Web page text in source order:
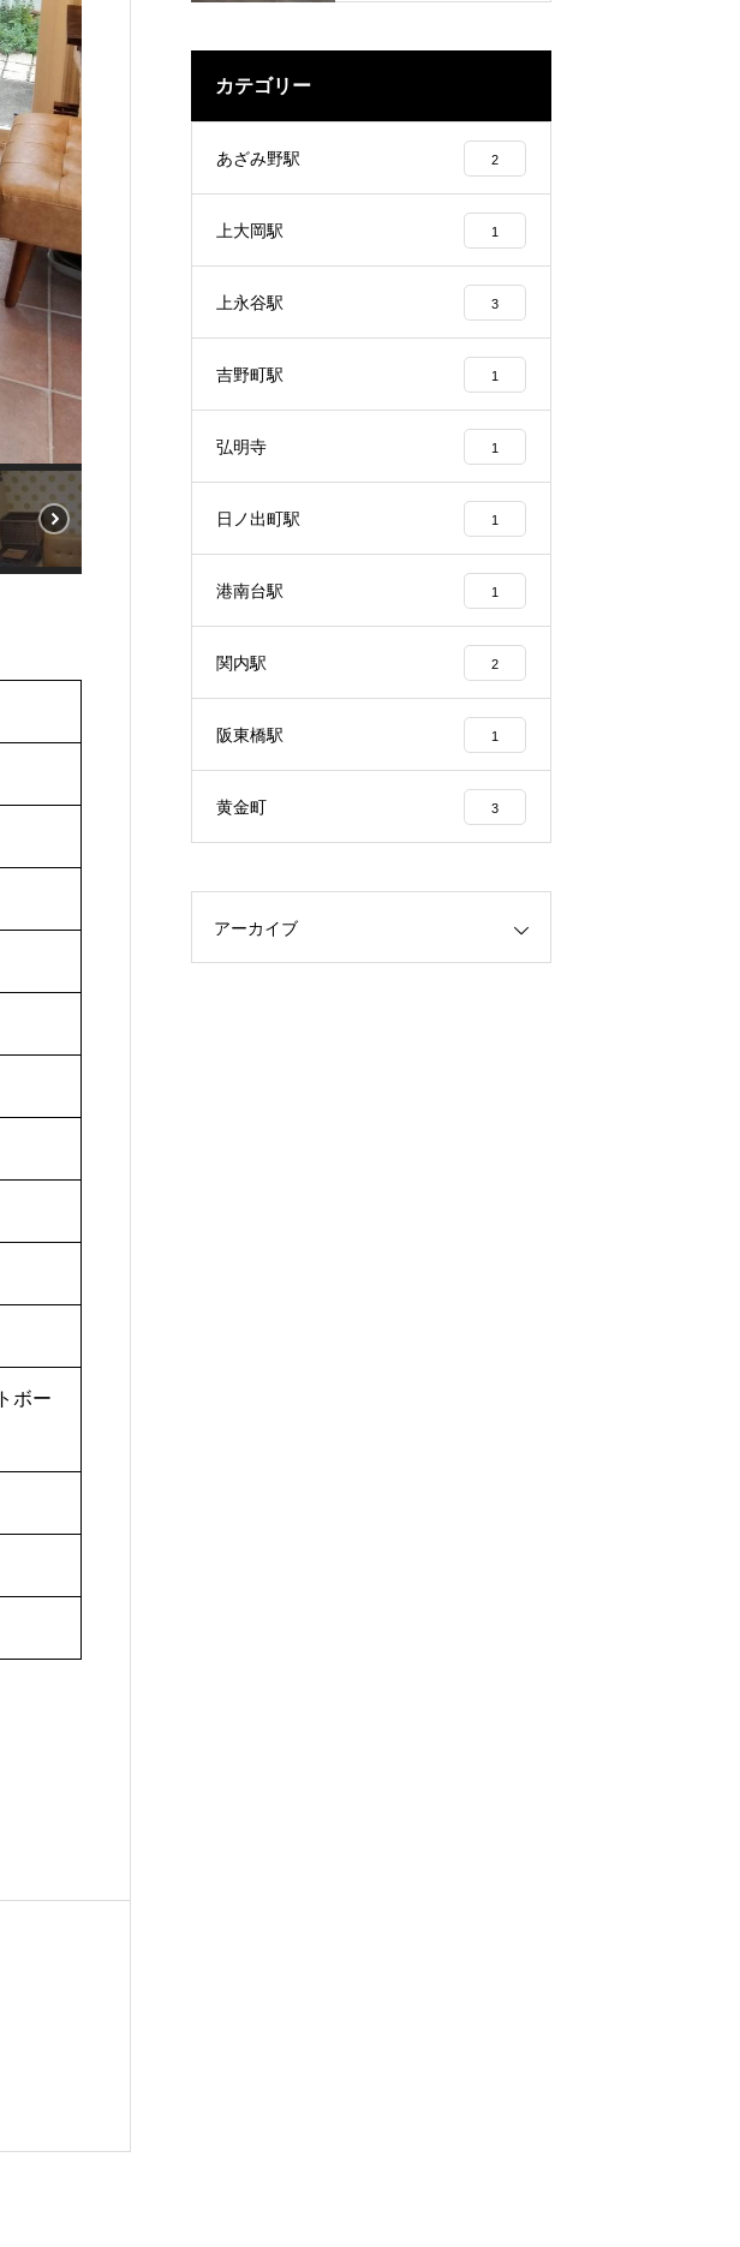
ボー
カテゴリー
あざみ野駅 2
上大岡駅 1
上永谷駅 3
吉野町駅 1
弘明寺 1
日ノ出町駅 1
港南台駅 1
関内駅 2
阪東橋駅 1
黄金町 3
アーカイブ